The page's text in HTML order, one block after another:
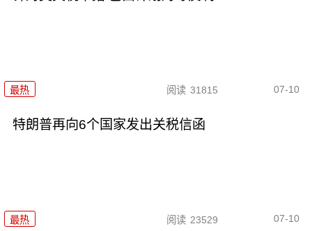
最热 阅读 31815 07-10
特朗普再向6个国家发出关税信函
最热 阅读 23529 07-10